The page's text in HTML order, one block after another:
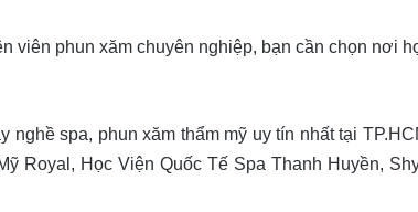
viên phun xăm chuyên nghiệp, bạn cần chọn nơi
nghề spa, phun xăm thẩm mỹ uy tín nhất tại
Royal, Học Viện Quốc Tế Spa Thanh Huyền,